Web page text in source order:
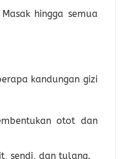
hingga semua
kandungan gizi
otot dan
sendi, dan tulang.